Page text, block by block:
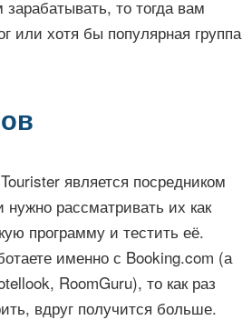
то тогда вам
или хотя бы популярная группа
является посредником
рассматривать их как
программу и тестить её.
именно с Booking.com (а
RoomGuru), то как раз
вдруг получится больше.